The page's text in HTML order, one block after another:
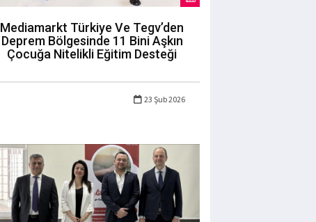
Mediamarkt Türkiye Ve Tegv’den
Deprem Bölgesinde 11 Bini Aşkın
Çocuğa Nitelikli Eğitim Desteği
23 Şub 2026